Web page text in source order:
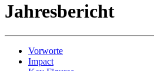
Jahresbericht
Vorworte
Impact